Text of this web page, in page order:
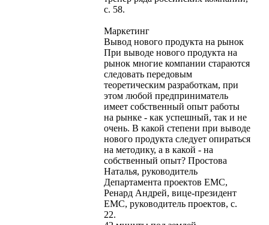
с. 58.
Маркетинг
Вывод нового продукта на рынок
При выводе нового продукта на
рынок многие компании стараются
следовать передовым
теоретическим разработкам, при
этом любой предприниматель
имеет собственный опыт работы
на рынке - как успешный, так и не
очень. В какой степени при выводе
нового продукта следует опираться
на методику, а в какой - на
собственный опыт? Простова
Наталья, руководитель
Департамента проектов ЕМС,
Ренард Андрей, вице-президент
ЕМС, руководитель проектов, с.
22.